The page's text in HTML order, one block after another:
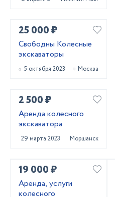
25 000 ₽
Свободны Колесные
экскаваторы
5 октября 2023 Москва
2 500 ₽
Аренда колесного
экскаватора
29 марта 2023 Моршанск
19 000 ₽
Аренда, услуги
колесного